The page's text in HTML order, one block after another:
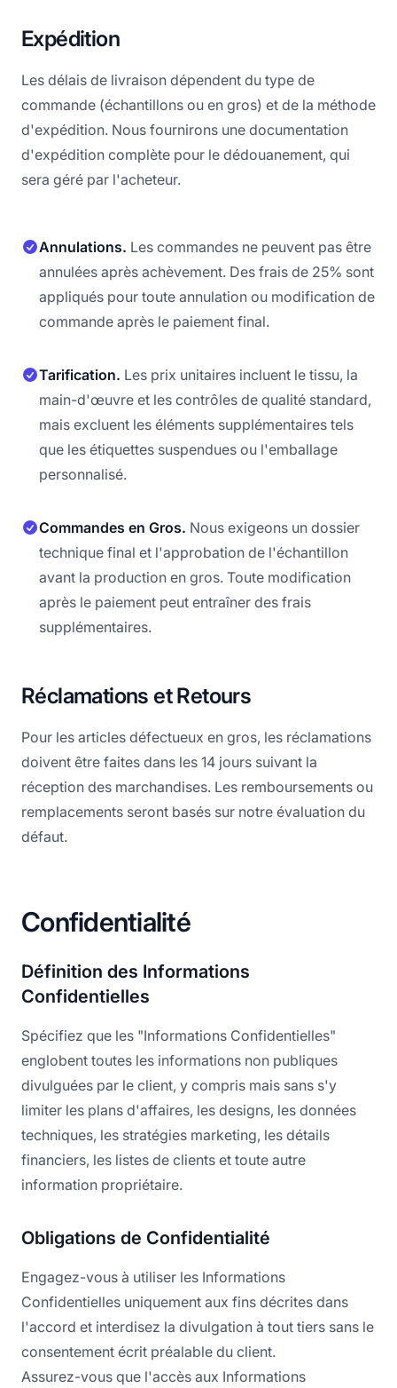
Expédition
Les délais de livraison dépendent du type de
commande (échantillons ou en gros) et de la méthode
d'expédition. Nous fournirons une documentation
d'expédition complète pour le dédouanement, qui
sera géré par l'acheteur.
Annulations. Les commandes ne peuvent pas être
annulées après achèvement. Des frais de 25% sont
appliqués pour toute annulation ou modification de
commande après le paiement final.
Tarification. Les prix unitaires incluent le tissu, la
main-d'œuvre et les contrôles de qualité standard,
mais excluent les éléments supplémentaires tels
que les étiquettes suspendues ou l'emballage
personnalisé.
Commandes en Gros. Nous exigeons un dossier
technique final et l'approbation de l'échantillon
avant la production en gros. Toute modification
après le paiement peut entraîner des frais
supplémentaires.
Réclamations et Retours
Pour les articles défectueux en gros, les réclamations
doivent être faites dans les 14 jours suivant la
réception des marchandises. Les remboursements ou
remplacements seront basés sur notre évaluation du
défaut.
Confidentialité
Définition des Informations
Confidentielles
Spécifiez que les "Informations Confidentielles"
englobent toutes les informations non publiques
divulguées par le client, y compris mais sans s'y
limiter les plans d'affaires, les designs, les données
techniques, les stratégies marketing, les détails
financiers, les listes de clients et toute autre
information propriétaire.
Obligations de Confidentialité
Engagez-vous à utiliser les Informations
Confidentielles uniquement aux fins décrites dans
l'accord et interdisez la divulgation à tout tiers sans le
consentement écrit préalable du client.
Assurez-vous que l'accès aux Informations